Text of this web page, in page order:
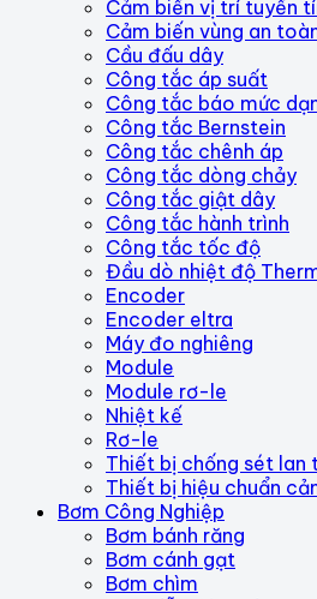
Cảm biến vị trí tuyến
Cảm biến vùng an
Cầu đấu dây
Công tắc áp suất
Công tắc báo mức
Công tắc Bernstein
Công tắc chênh áp
Công tắc dòng chảy
Công tắc giật dây
Công tắc hành trình
Công tắc tốc độ
Đầu dò nhiệt độ
Encoder
Encoder eltra
Máy đo nghiêng
Module
Module rơ-le
Nhiệt kế
Rơ-le
Thiết bị chống sét lan
Thiết bị hiệu chuẩn
Bơm Công Nghiệp
Bơm bánh răng
Bơm cánh gạt
Bơm chìm